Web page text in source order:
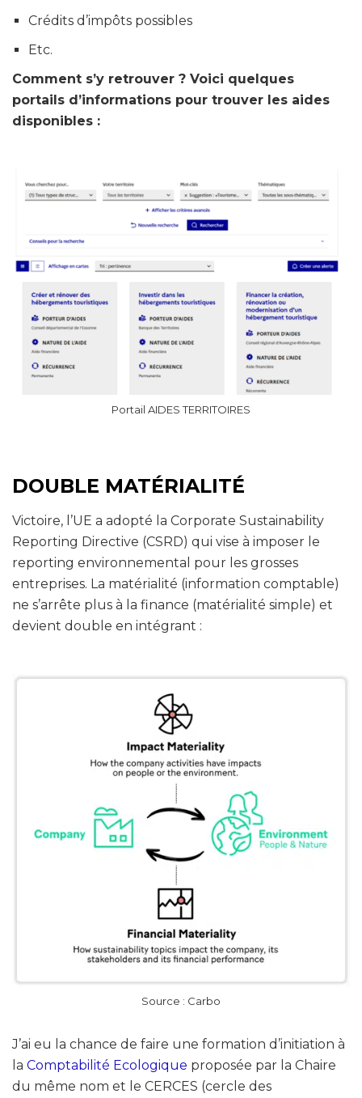
Crédits d’impôts possibles
Etc.
Comment s’y retrouver ? Voici quelques
portails d’informations pour trouver les aides
disponibles :
Portail AIDES TERRITOIRES
DOUBLE MATÉRIALITÉ
Victoire, l’UE a adopté la Corporate Sustainability
Reporting Directive (CSRD) qui vise à imposer le
reporting environnemental pour les grosses
entreprises. La matérialité (information comptable)
ne s’arrête plus à la finance (matérialité simple) et
devient double en intégrant :
Source : Carbo
J’ai eu la chance de faire une formation d’initiation à
la Comptabilité Ecologique proposée par la Chaire
du même nom et le CERCES (cercle des